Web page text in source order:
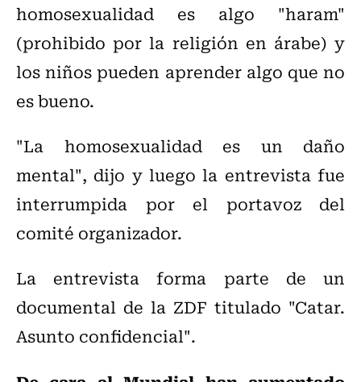
homosexualidad es algo "haram"
(prohibido por la religión en árabe) y
los niños pueden aprender algo que no
es bueno.
"La homosexualidad es un daño
mental", dijo y luego la entrevista fue
interrumpida por el portavoz del
comité organizador.
La entrevista forma parte de un
documental de la ZDF titulado "Catar.
Asunto confidencial".